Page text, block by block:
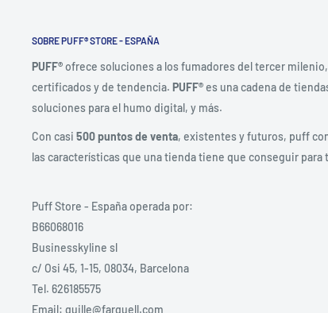
SOBRE PUFF® STORE - ESPAÑA
PUFF®ofrece soluciones a los fumadores del tercer
certificados y de tendencia. PUFF®es una cadena de
soluciones para el humo digital, y más.
Con casi 500 puntos de venta, existentes y futuros, puff
las características que una tienda tiene que conseguir para
Puff Store - España operada por:
B66068016
Businesskyline sl
c/ Osi 45, 1-15, 08034, Barcelona
Tel. 626185575
Email: guille@farguell.com